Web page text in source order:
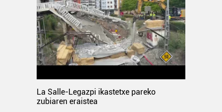
La Salle-Legazpi ikastetxe pareko
zubiaren eraistea